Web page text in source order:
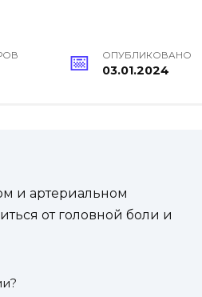
ОПУБЛИКОВАНО
03.01.2024
и артериальном
от головной боли и